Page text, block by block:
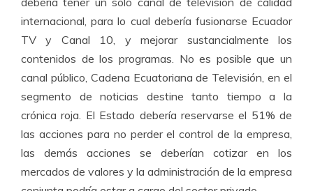
internacional, para lo cual debería fusionarse Ecuador
TV y Canal 10, y mejorar sustancialmente los
contenidos de los programas. No es posible que un
canal público, Cadena Ecuatoriana de Televisión, en el
segmento de noticias destine tanto tiempo a la
crónica roja. El Estado debería reservarse el 51% de
las acciones para no perder el control de la empresa,
las demás acciones se deberían cotizar en los
mercados de valores y la administración de la empresa